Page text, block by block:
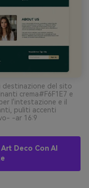
destinazione del sito
crema#F6F1E7 e
l'intestazione e il
puliti accenti
-ar 16:9
Deco Con AI